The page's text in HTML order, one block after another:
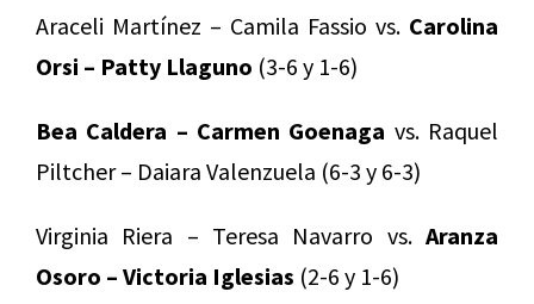
Araceli Martínez – Camila Fassio vs. Carolina
Orsi – Patty Llaguno (3-6 y 1-6)
Bea Caldera – Carmen Goenaga vs. Raquel
Piltcher – Daiara Valenzuela (6-3 y 6-3)
Virginia Riera – Teresa Navarro vs. Aranza
Osoro – Victoria Iglesias (2-6 y 1-6)